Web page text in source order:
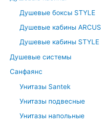
Душевые боксы STYLE
Душевые кабины ARCUS
Душевые кабины STYLE
Душевые системы
Санфаянс
Унитазы Santek
Унитазы подвесные
Унитазы напольные